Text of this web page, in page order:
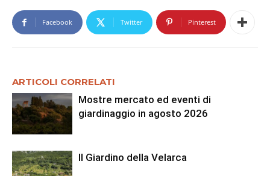
Facebook Twitter Pinterest
ARTICOLI CORRELATI
Mostre mercato ed eventi di
giardinaggio in agosto 2026
Il Giardino della Velarca